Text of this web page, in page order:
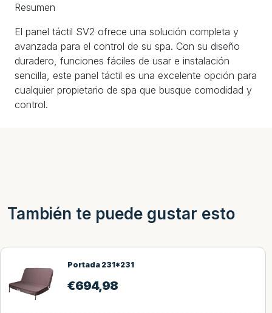
Resumen
El panel táctil SV2 ofrece una solución completa y
avanzada para el control de su spa. Con su diseño
duradero, funciones fáciles de usar e instalación
sencilla, este panel táctil es una excelente opción para
cualquier propietario de spa que busque comodidad y
control.
También te puede gustar esto
Portada 231*231
€694,98